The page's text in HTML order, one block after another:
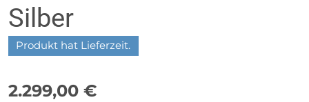
Silber
Produkt hat Lieferzeit.
2.299,00 €